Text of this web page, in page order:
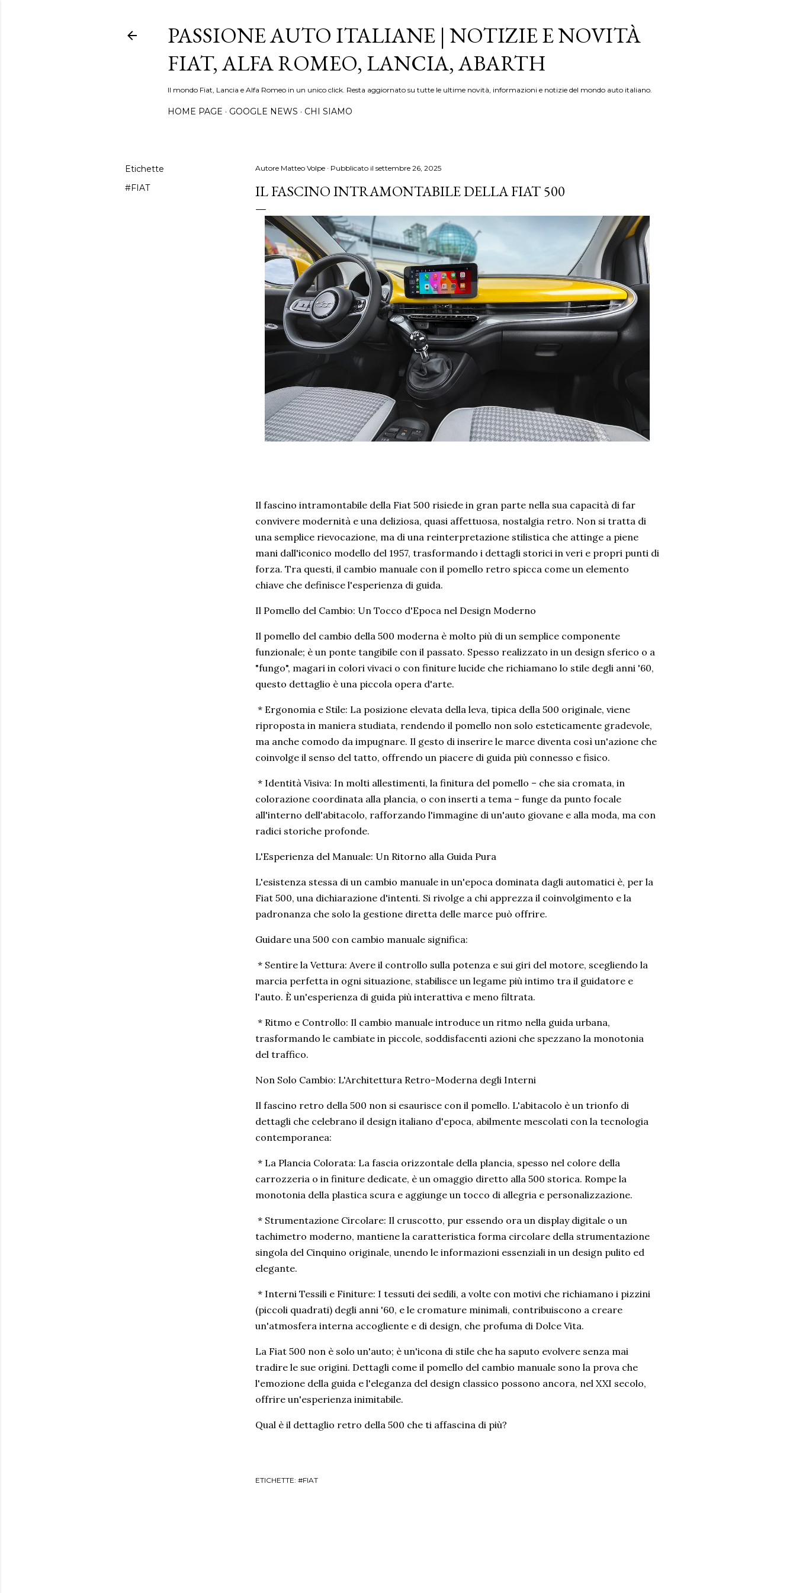
PASSIONE AUTO ITALIANE | NOTIZIE E NOVITÀ
FIAT, ALFA ROMEO, LANCIA, ABARTH
Il mondo Fiat, Lancia e Alfa Romeo in un unico click. Resta aggiornato su tutte le ultime novità, informazioni e notizie del mondo auto italiano.
HOME PAGE GOOGLE NEWS CHI SIAMO
Etichette
#FIAT
Autore Matteo Volpe Pubblicato il settembre 26, 2025
IL FASCINO INTRAMONTABILE DELLA FIAT 500
Il fascino intramontabile della Fiat 500 risiede in gran parte nella sua capacità di far
convivere modernità e una deliziosa, quasi affettuosa, nostalgia retro. Non si tratta di
una semplice rievocazione, ma di una reinterpretazione stilistica che attinge a piene
mani dall'iconico modello del 1957, trasformando i dettagli storici in veri e propri punti di
forza. Tra questi, il cambio manuale con il pomello retro spicca come un elemento
chiave che definisce l'esperienza di guida.
Il Pomello del Cambio: Un Tocco d'Epoca nel Design Moderno
Il pomello del cambio della 500 moderna è molto più di un semplice componente
funzionale; è un ponte tangibile con il passato. Spesso realizzato in un design sferico o a
"fungo", magari in colori vivaci o con finiture lucide che richiamano lo stile degli anni '60,
questo dettaglio è una piccola opera d'arte.
* Ergonomia e Stile: La posizione elevata della leva, tipica della 500 originale, viene
riproposta in maniera studiata, rendendo il pomello non solo esteticamente gradevole,
ma anche comodo da impugnare. Il gesto di inserire le marce diventa così un'azione che
coinvolge il senso del tatto, offrendo un piacere di guida più connesso e fisico.
* Identità Visiva: In molti allestimenti, la finitura del pomello – che sia cromata, in
colorazione coordinata alla plancia, o con inserti a tema – funge da punto focale
all'interno dell'abitacolo, rafforzando l'immagine di un'auto giovane e alla moda, ma con
radici storiche profonde.
L'Esperienza del Manuale: Un Ritorno alla Guida Pura
L'esistenza stessa di un cambio manuale in un'epoca dominata dagli automatici è, per la
Fiat 500, una dichiarazione d'intenti. Si rivolge a chi apprezza il coinvolgimento e la
padronanza che solo la gestione diretta delle marce può offrire.
Guidare una 500 con cambio manuale significa:
* Sentire la Vettura: Avere il controllo sulla potenza e sui giri del motore, scegliendo la
marcia perfetta in ogni situazione, stabilisce un legame più intimo tra il guidatore e
l'auto. È un'esperienza di guida più interattiva e meno filtrata.
* Ritmo e Controllo: Il cambio manuale introduce un ritmo nella guida urbana,
trasformando le cambiate in piccole, soddisfacenti azioni che spezzano la monotonia
del traffico.
Non Solo Cambio: L'Architettura Retro-Moderna degli Interni
Il fascino retro della 500 non si esaurisce con il pomello. L'abitacolo è un trionfo di
dettagli che celebrano il design italiano d'epoca, abilmente mescolati con la tecnologia
contemporanea:
* La Plancia Colorata: La fascia orizzontale della plancia, spesso nel colore della
carrozzeria o in finiture dedicate, è un omaggio diretto alla 500 storica. Rompe la
monotonia della plastica scura e aggiunge un tocco di allegria e personalizzazione.
* Strumentazione Circolare: Il cruscotto, pur essendo ora un display digitale o un
tachimetro moderno, mantiene la caratteristica forma circolare della strumentazione
singola del Cinquino originale, unendo le informazioni essenziali in un design pulito ed
elegante.
* Interni Tessili e Finiture: I tessuti dei sedili, a volte con motivi che richiamano i pizzini
(piccoli quadrati) degli anni '60, e le cromature minimali, contribuiscono a creare
un'atmosfera interna accogliente e di design, che profuma di Dolce Vita.
La Fiat 500 non è solo un'auto; è un'icona di stile che ha saputo evolvere senza mai
tradire le sue origini. Dettagli come il pomello del cambio manuale sono la prova che
l'emozione della guida e l'eleganza del design classico possono ancora, nel XXI secolo,
offrire un'esperienza inimitabile.
Qual è il dettaglio retro della 500 che ti affascina di più?
ETICHETTE: #FIAT